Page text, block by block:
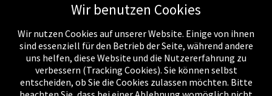
Wir benutzen Cookies
Wir nutzen Cookies auf unserer Website. Einige von ihnen
sind essenziell für den Betrieb der Seite, während andere
uns helfen, diese Website und die Nutzererfahrung zu
verbessern (Tracking Cookies). Sie können selbst
entscheiden, ob Sie die Cookies zulassen möchten. Bitte